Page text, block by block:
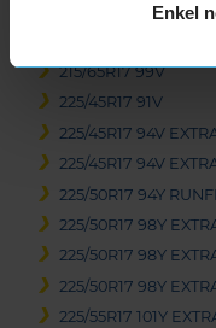
Enkel
215/65R17 99V
215/65R17 99V
225/45R17 91V
225/45R17 94V
225/45R17 94V
225/50R17 94Y
225/50R17 98Y
225/50R17 98Y
225/50R17 98Y
225/55R17 101Y